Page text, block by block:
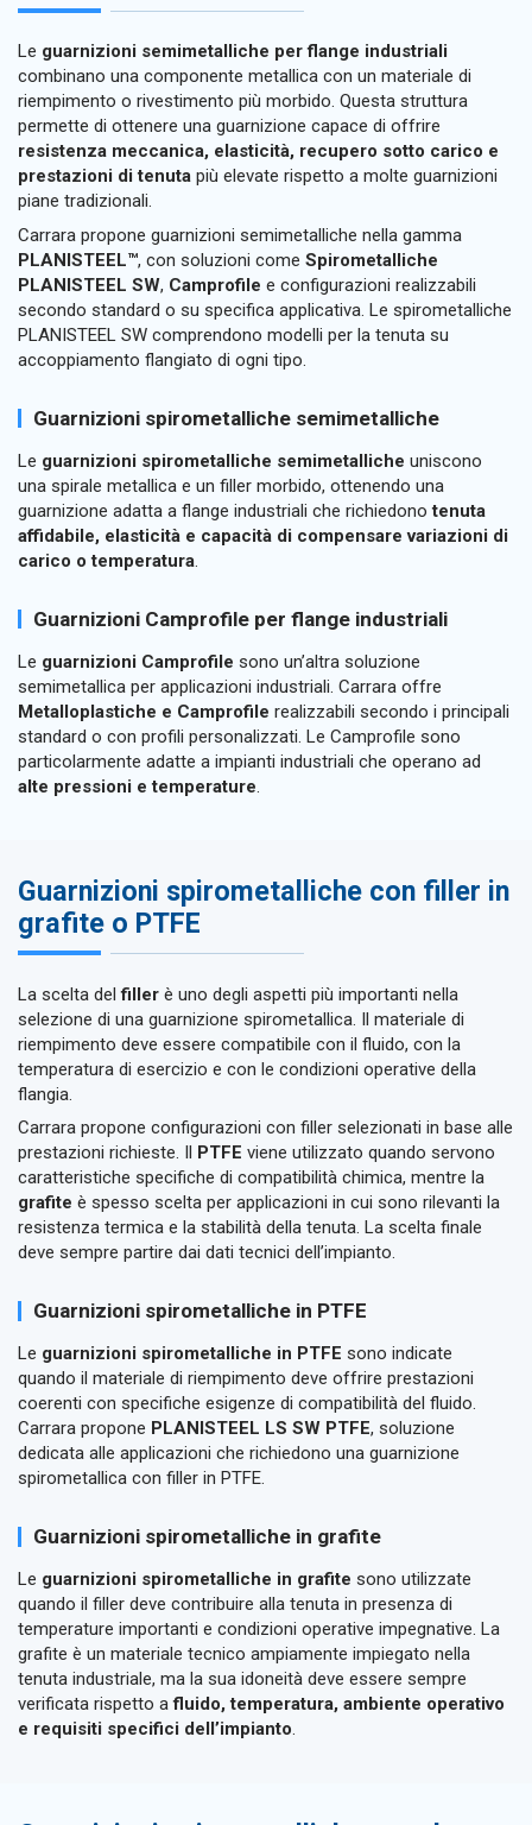
Le guarnizioni semimetalliche per flange industriali
combinano una componente metallica con un materiale di
riempimento o rivestimento più morbido. Questa struttura
permette di ottenere una guarnizione capace di offrire
resistenza meccanica, elasticità, recupero sotto carico e
prestazioni di tenuta più elevate rispetto a molte guarnizioni
piane tradizionali.
Carrara propone guarnizioni semimetalliche nella gamma
PLANISTEEL™, con soluzioni come Spirometalliche
PLANISTEEL SW, Camprofile e configurazioni realizzabili
secondo standard o su specifica applicativa. Le spirometalliche
PLANISTEEL SW comprendono modelli per la tenuta su
accoppiamento flangiato di ogni tipo.
Guarnizioni spirometalliche semimetalliche
Le guarnizioni spirometalliche semimetalliche uniscono
una spirale metallica e un filler morbido, ottenendo una
guarnizione adatta a flange industriali che richiedonotenuta
affidabile, elasticità e capacità di compensare variazioni di
carico o temperatura.
Guarnizioni Camprofile per flange industriali
Le guarnizioni Camprofile sono un’altra soluzione
semimetallica per applicazioni industriali. Carrara offre
Metalloplastiche e Camprofile realizzabili secondo i principali
standard o con profili personalizzati. Le Camprofile sono
particolarmente adatte a impianti industriali che operano ad
alte pressioni e temperature.
Guarnizioni spirometalliche con filler in
grafite o PTFE
La scelta delfiller è uno degli aspetti più importanti nella
selezione di una guarnizione spirometallica. Il materiale di
riempimento deve essere compatibile con il fluido, con la
temperatura di esercizio e con le condizioni operative della
flangia.
Carrara propone configurazioni con filler selezionati in base alle
prestazioni richieste. Il PTFE viene utilizzato quando servono
caratteristiche specifiche di compatibilità chimica, mentre la
grafite è spesso scelta per applicazioni in cui sono rilevanti la
resistenza termica e la stabilità della tenuta. La scelta finale
deve sempre partire dai dati tecnici dell’impianto.
Guarnizioni spirometalliche in PTFE
Le guarnizioni spirometalliche in PTFE sono indicate
quando il materiale di riempimento deve offrire prestazioni
coerenti con specifiche esigenze di compatibilità del fluido.
Carrara propone PLANISTEEL LS SW PTFE, soluzione
dedicata alle applicazioni che richiedono una guarnizione
spirometallica con filler in PTFE.
Guarnizioni spirometalliche in grafite
Le guarnizioni spirometalliche in grafite sono utilizzate
quando il filler deve contribuire alla tenuta in presenza di
temperature importanti e condizioni operative impegnative. La
grafite è un materiale tecnico ampiamente impiegato nella
tenuta industriale, ma la sua idoneità deve essere sempre
verificata rispetto afluido, temperatura, ambiente operativo
e requisiti specifici dell’impianto.